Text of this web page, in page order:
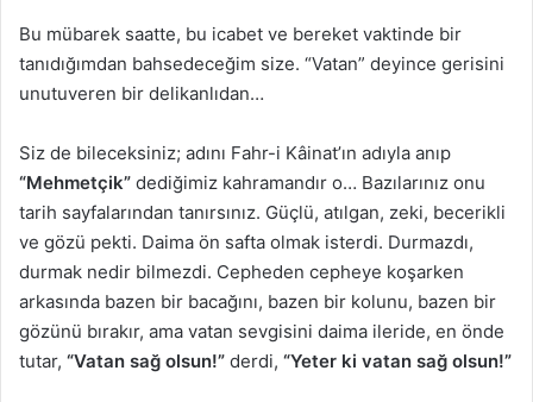
Bu mübarek saatte, bu icabet ve bereket vaktinde bir
tanıdığımdan bahsedeceğim size. “Vatan” deyince gerisini
unutuveren bir delikanlıdan…
Siz de bileceksiniz; adını Fahr-i Kâinat’ın adıyla anıp
“Mehmetçik” dediğimiz kahramandır o… Bazılarınız onu
tarih sayfalarından tanırsınız. Güçlü, atılgan, zeki, becerikli
ve gözü pekti. Daima ön safta olmak isterdi. Durmazdı,
durmak nedir bilmezdi. Cepheden cepheye koşarken
arkasında bazen bir bacağını, bazen bir kolunu, bazen bir
gözünü bırakır, ama vatan sevgisini daima ileride, en önde
tutar, “Vatan sağ olsun!” derdi, “Yeter ki vatan sağ olsun!”